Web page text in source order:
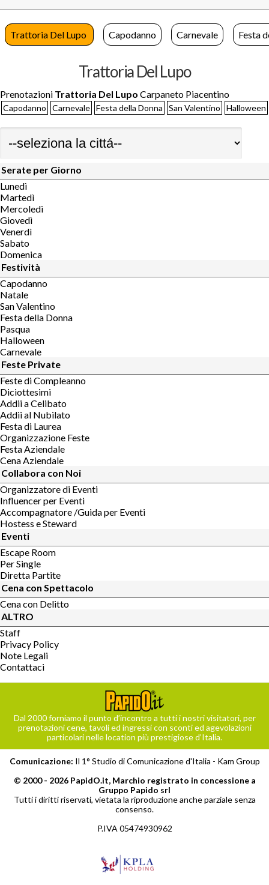
Trattoria Del Lupo Capodanno Carnevale Festa
Trattoria Del Lupo
Prenotazioni Trattoria Del Lupo Carpaneto Piacentino
Capodanno Carnevale Festa della Donna San Valentino Halloween
Serate per Giorno
Lunedì
Martedì
Mercoledì
Giovedì
Venerdì
Sabato
Domenica
Festività
Capodanno
Natale
San Valentino
Festa della Donna
Pasqua
Halloween
Carnevale
Feste Private
Feste di Compleanno
Diciottesimi
Addii a Celibato
Addii al Nubilato
Festa di Laurea
Organizzazione Feste
Festa Aziendale
Cena Aziendale
Collabora con Noi
Organizzatore di Eventi
Influencer per Eventi
Accompagnatore /Guida per Eventi
Hostess e Steward
Eventi
Escape Room
Per Single
Diretta Partite
Cena con Spettacolo
Cena con Delitto
ALTRO
Staff
Privacy Policy
Note Legali
Contattaci
Dal 2000 forniamo il punto d’incontro a tutti i nostri visitatori, per
prenotazioni cene, tavoli ed ingressi con sconti ed agevolazioni
particolari nelle location più prestigiose d’Italia.
Comunicazione: Il 1° Studio di Comunicazione d'Italia - Kam Group
© 2000 - 2026 PapidO.it, Marchio registrato in concessione a
Gruppo Papido srl
Tutti i diritti riservati, vietata la riproduzione anche parziale senza
consenso.
P.IVA 05474930962